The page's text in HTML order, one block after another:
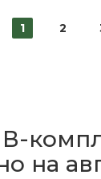
1 2
на